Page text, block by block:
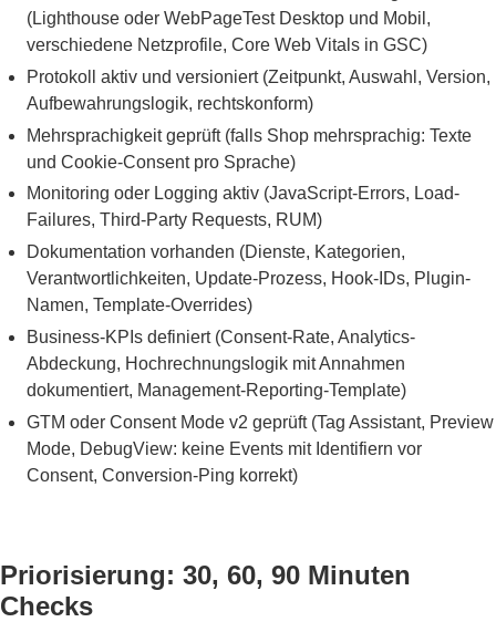
(Lighthouse oder WebPageTest Desktop und Mobil,
verschiedene Netzprofile, Core Web Vitals in GSC)
Protokoll aktiv und versioniert (Zeitpunkt, Auswahl, Version,
Aufbewahrungslogik, rechtskonform)
Mehrsprachigkeit geprüft (falls Shop mehrsprachig: Texte
und Cookie-Consent pro Sprache)
Monitoring oder Logging aktiv (JavaScript-Errors, Load-
Failures, Third-Party Requests, RUM)
Dokumentation vorhanden (Dienste, Kategorien,
Verantwortlichkeiten, Update-Prozess, Hook-IDs, Plugin-
Namen, Template-Overrides)
Business-KPIs definiert (Consent-Rate, Analytics-
Abdeckung, Hochrechnungslogik mit Annahmen
dokumentiert, Management-Reporting-Template)
GTM oder Consent Mode v2 geprüft (Tag Assistant, Preview
Mode, DebugView: keine Events mit Identifiern vor
Consent, Conversion-Ping korrekt)
Priorisierung: 30, 60, 90 Minuten
Checks